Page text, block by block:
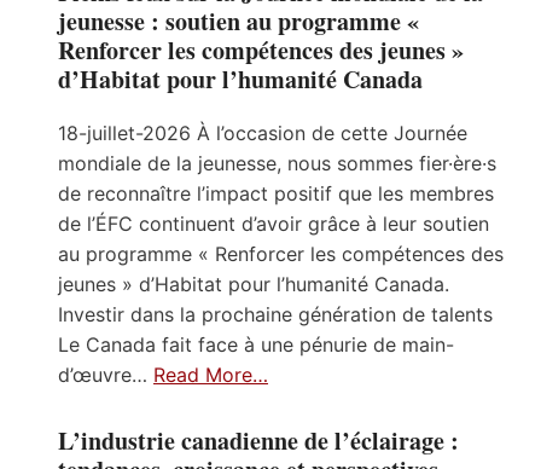
jeunesse : soutien au programme «
Renforcer les compétences des jeunes »
d’Habitat pour l’humanité Canada
18-juillet-2026 À l’occasion de cette Journée
mondiale de la jeunesse, nous sommes fier·ère·s
de reconnaître l’impact positif que les membres
de l’ÉFC continuent d’avoir grâce à leur soutien
au programme « Renforcer les compétences des
jeunes » d’Habitat pour l’humanité Canada.
Investir dans la prochaine génération de talents
Le Canada fait face à une pénurie de main-
d’œuvre… Read More…
L’industrie canadienne de l’éclairage :